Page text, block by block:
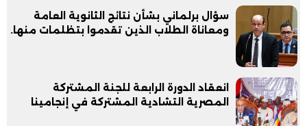
سؤال برلماني بشأن نتائج الثانوية العامة
ومعاناة الطلاب الذين تقدموا بتظلمات منها.
انعقاد الدورة الرابعة للجنة المشتركة
المصرية التشادية المشتركة في إنجامينا